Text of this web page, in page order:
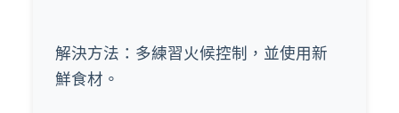
解決方法：多練習火候控制，並使用新
鮮食材。